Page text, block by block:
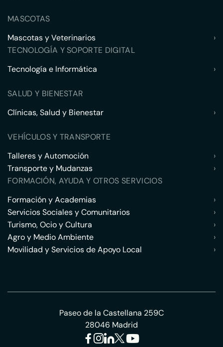
MASCOTAS
Mascotas y Veterinarios
›
TECNOLOGÍA Y SOPORTE DIGITAL
Tecnología e Informática
›
SALUD Y BIENESTAR
Clínicas, Salud y Bienestar
›
VEHÍCULOS Y TRANSPORTE
Talleres y Automoción
›
Transporte y Mudanzas
›
FORMACIÓN, AYUDA Y OTROS SERVICIOS
Formación y Academias
›
Servicios Sociales y Comunitarios
›
Turismo, Ocio y Cultura
›
Agro y Medio Ambiente
›
Movilidad y Servicios de Apoyo Local
›
Paseo de la Castellana 259C
28046 Madrid